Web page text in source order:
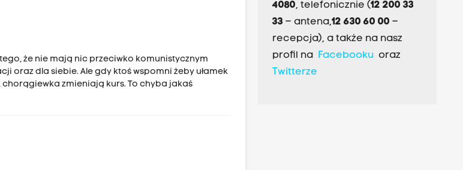
że nie mają nic przeciwko komunistycznym
oraz dla siebie. Ale gdy ktoś wspomni żeby ułamek
zmieniają kurs. To chyba jakaś
4080, telefonicznie (12 200 33
33– antena,12 630 60 00 –
recepcja), a także na nasz
profil na Facebookuoraz
Twitterze